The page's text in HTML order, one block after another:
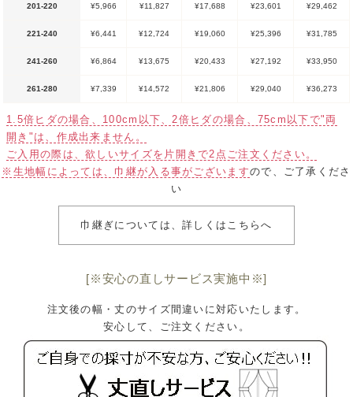
201-220 ¥5,966 ¥11,827 ¥17,688 ¥23,601 ¥29,462
221-240 ¥6,441 ¥12,724 ¥19,060 ¥25,396 ¥31,785
241-260 ¥6,864 ¥13,675 ¥20,433 ¥27,192 ¥33,950
261-280 ¥7,339 ¥14,572 ¥21,806 ¥29,040 ¥36,273
1.5倍ヒダの場合、100cm以下、2倍ヒダの場合、75cm以下で"両
開き"は、作成出来ません。
ご入用の際は、欲しいサイズを片開きで2点ご注文ください。
※生地幅によっては、巾継が入る事がございますので、ご了承くださ
い
巾継ぎについては、詳しくはこちらへ
[※安心の直しサービス実施中※]
注文後の幅・丈のサイズ間違いに対応いたします。
安心して、ご注文ください。